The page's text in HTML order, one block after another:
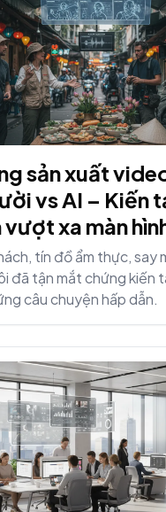
sản xuất
vs AI – Kiến
xa màn
tín đồ ẩm thực, say
đã tận mắt chứng kiến
câu chuyện hấp dẫn.